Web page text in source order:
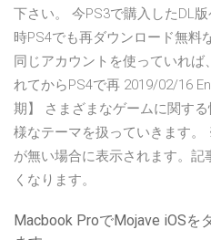
下さい。 今PS3で購入したDL
時PS4でも再ダウンロード無料
同じアカウントを使っていれば
れてからPS4で再 2019/02/16
期】 さまざまなゲームに関す
様なテーマを扱っていきます
が無い場合に表示されます。
くなります。
Macbook ProでMojave iOSを